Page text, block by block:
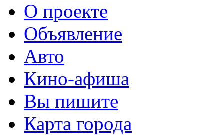
О проекте
Объявление
Авто
Кино-афиша
Вы пишите
Карта города